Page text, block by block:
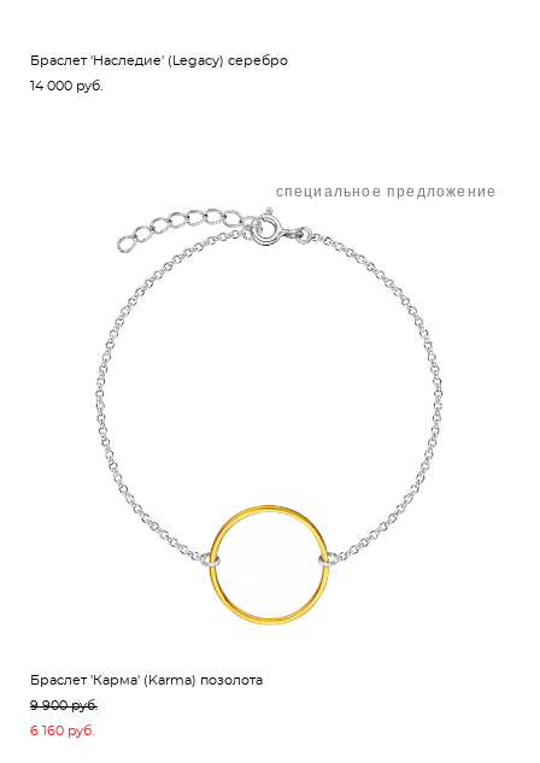
Браслет 'Наследие' (Legacy) серебро
14 000 pуб.
специальное предложение
Браслет 'Карма' (Karma) позолота
9 900 pуб.
6 160 pуб.